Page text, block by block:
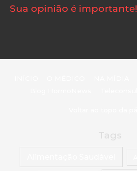
Sua opinião é importante!
Tags